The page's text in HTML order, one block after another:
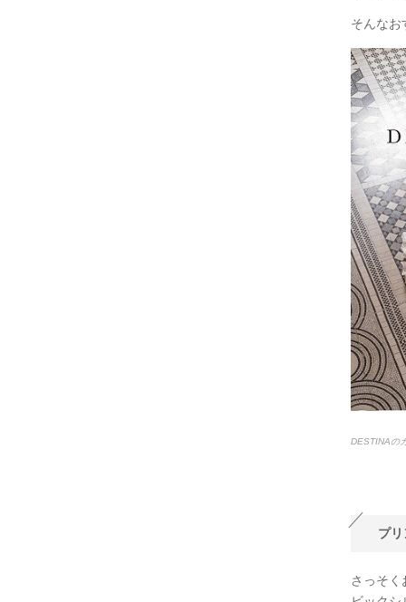
そんなお
DESTINAの
プ
さっそ